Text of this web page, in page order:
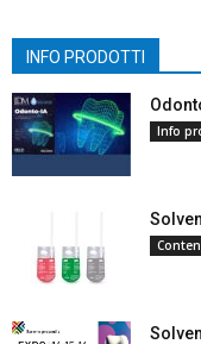
INFO PRODOTTI
Info